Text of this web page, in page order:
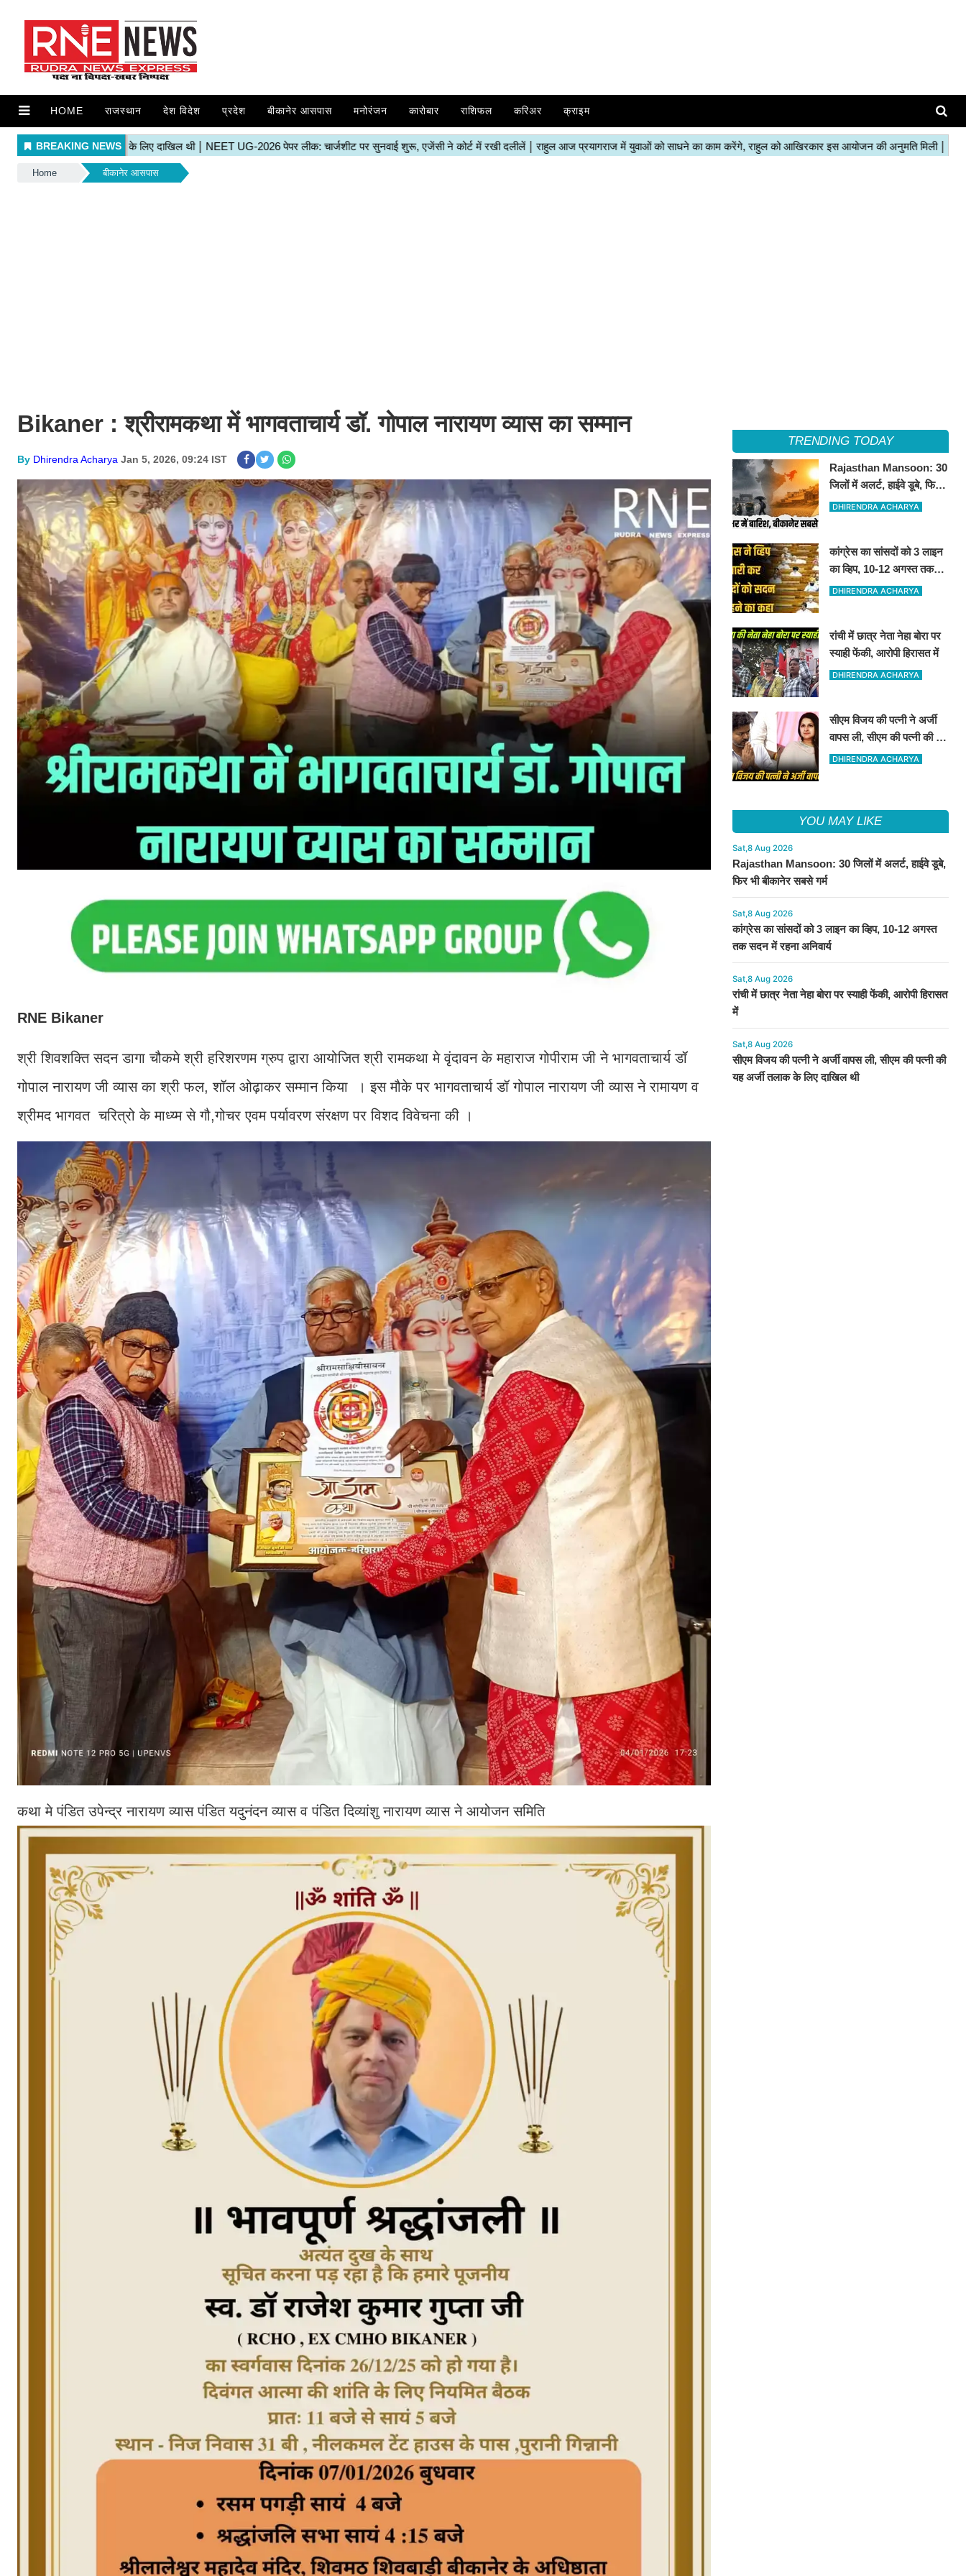
HOME राजस्थान देश विदेश प्रदेश बीकानेर आसपास मनोरंजन कारोबार राशिफल करिअर क्राइम
Home बीकानेर आसपास
Bikaner : श्रीरामकथा में भागवताचार्य डॉ. गोपाल नारायण व्यास का सम्मान
By Dhirendra Acharya Jan 5, 2026, 09:24 IST
RNE Bikaner
श्री शिवशक्ति सदन डागा चौकमे श्री हरिशरणम ग्रुप द्वारा आयोजित श्री रामकथा मे वृंदावन के महाराज गोपीराम जी ने भागवताचार्य डॉ
गोपाल नारायण जी व्यास का श्री फल, शॉल ओढ़ाकर सम्मान किया । इस मौके पर भागवताचार्य डॉ गोपाल नारायण जी व्यास ने रामायण व
श्रीमद भागवत चरित्रो के माध्य्म से गौ,गोचर एवम पर्यावरण संरक्षण पर विशद विवेचना की ।
कथा मे पंडित उपेन्द्र नारायण व्यास पंडित यदुनंदन व्यास व पंडित दिव्यांशु नारायण व्यास ने आयोजन समिति
TRENDING TODAY
Rajasthan Mansoon: 30
जिलों में अलर्ट, हाईवे डूबे, फिर
भी बीकानेर सबसे गर्म
DHIRENDRA ACHARYA
कांग्रेस का सांसदों को 3 लाइन
का व्हिप, 10-12 अगस्त तक
सदन में रहना अनिवार्य
DHIRENDRA ACHARYA
रांची में छात्र नेता नेहा बोरा पर
स्याही फेंकी, आरोपी हिरासत में
DHIRENDRA ACHARYA
सीएम विजय की पत्नी ने अर्जी
वापस ली, सीएम की पत्नी की यह
अर्जी तलाक के लिए दाखिल थी
DHIRENDRA ACHARYA
YOU MAY LIKE
Sat,8 Aug 2026
Rajasthan Mansoon: 30 जिलों में अलर्ट, हाईवे डूबे,
फिर भी बीकानेर सबसे गर्म
Sat,8 Aug 2026
कांग्रेस का सांसदों को 3 लाइन का व्हिप, 10-12 अगस्त
तक सदन में रहना अनिवार्य
Sat,8 Aug 2026
रांची में छात्र नेता नेहा बोरा पर स्याही फेंकी, आरोपी हिरासत
में
Sat,8 Aug 2026
सीएम विजय की पत्नी ने अर्जी वापस ली, सीएम की पत्नी की
यह अर्जी तलाक के लिए दाखिल थी